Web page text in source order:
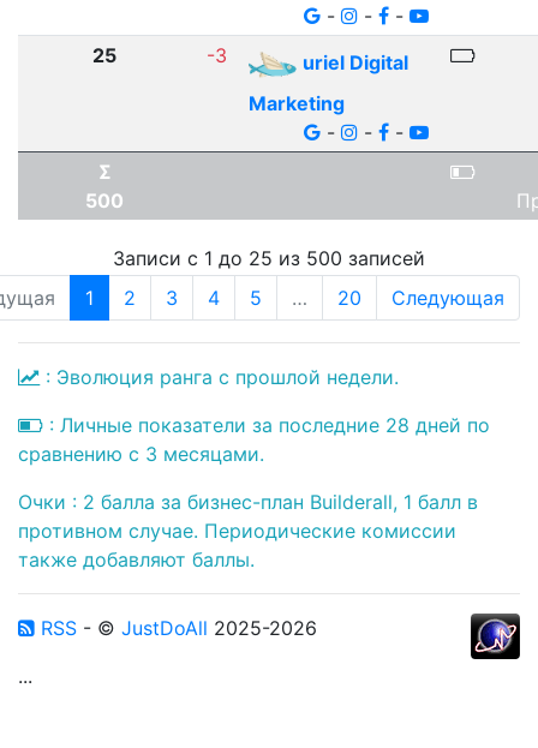
-
-
-
25
-3
uriel Digital
Marketing
-
-
-
Σ
500
Записи с 1 до 25 из 500 записей
1 2 3 4 5 … 20 Следующая
: Эволюция ранга с прошлой недели.
: Личные показатели за последние 28 дней по
сравнению с 3 месяцами.
Очки : 2 балла за бизнес-план Builderall, 1 балл в
противном случае. Периодические комиссии
также добавляют баллы.
RSS - © JustDoAll 2025-2026
...